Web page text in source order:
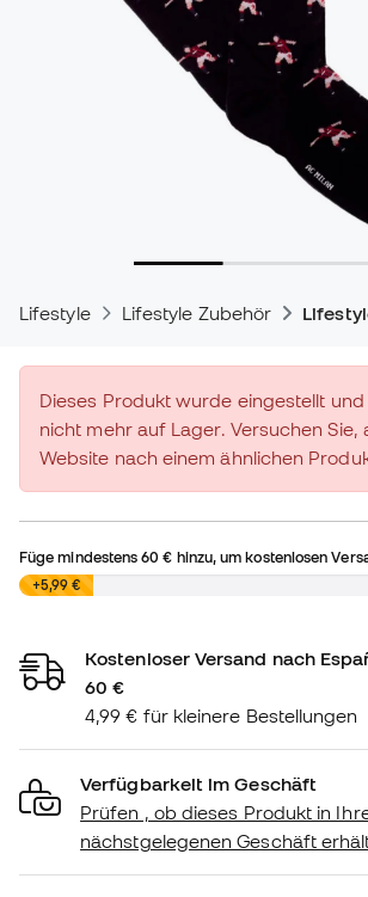
Lifestyle Lifestyle Zubehör
Dieses Produkt wurde eingestellt
nicht mehr auf Lager. Versuchen Sie,
Website nach einem ähnlichen
Füge mindestens60 € hinzu, um kostenlosen
0,00 €
+5,99 €
Kostenloser Versand nach
60 €
4,99 € für kleinere Bestellungen
Verfügbarkeit im Geschäft
Prüfen , ob dieses Produkt in
nächstgelegenen Geschäft